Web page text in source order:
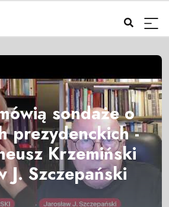
sondaże o
prezydenckich -
Krzemiński
J. Szczepański